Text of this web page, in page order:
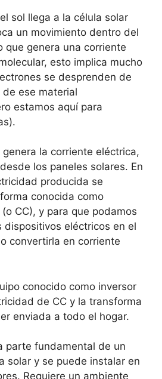
sol llega a la célula solar
un movimiento dentro del
que genera una corriente
esto implica mucho
se desprenden de
ese material
estamos aquí para
la corriente eléctrica,
los paneles solares. En
producida se
conocida como
CC), y para que podamos
dispositivos eléctricos en el
convertirla en corriente
conocido como inversor
de CC y la transforma
enviada a todo el hogar.
parte fundamental de un
solar y se puede instalar en
Requiere un ambiente